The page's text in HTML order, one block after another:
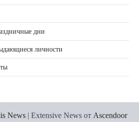
дни
личности
News | Extensive News от Ascendoor